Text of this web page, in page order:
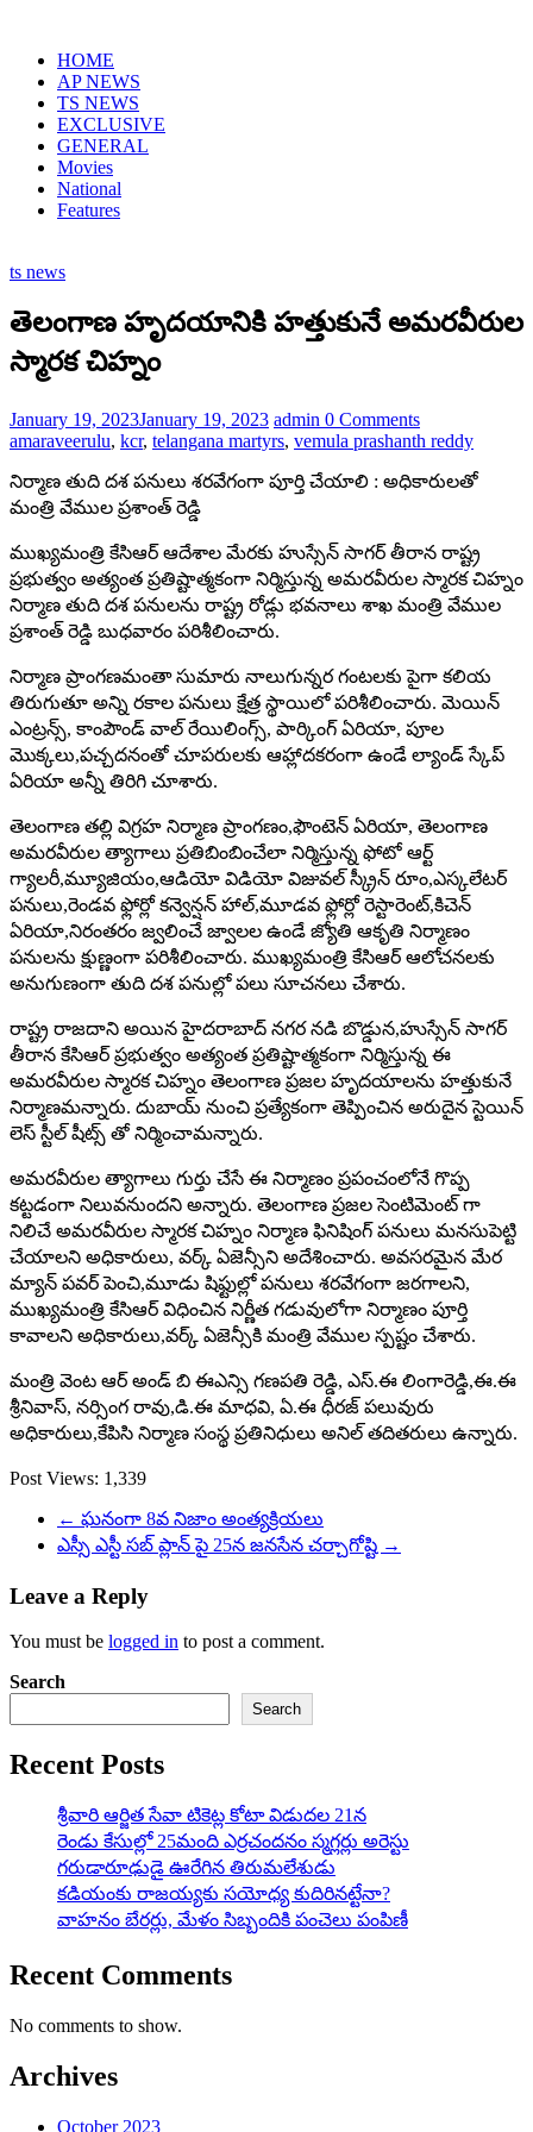
contentHOME
AP NEWS
TS NEWS
EXCLUSIVE
GENERAL
Movies
National
Features
ts news
తెలంగాణ హృదయానికి హత్తుకునే అమరవీరుల
స్మారక చిహ్నం
January 19, 2023January 19, 2023 admin 0 Comments
amaraveerulu, kcr, telangana martyrs, vemula prashanth reddy
నిర్మాణ తుది దశ పనులు శరవేగంగా పూర్తి చేయాలి : అధికారులతో
మంత్రి వేముల ప్రశాంత్ రెడ్డి
ముఖ్యమంత్రి కేసిఆర్ ఆదేశాల మేరకు హుస్సేన్ సాగర్ తీరాన రాష్ట్ర
ప్రభుత్వం అత్యంత ప్రతిష్టాత్మకంగా నిర్మిస్తున్న అమరవీరుల స్మారక చిహ్నం
నిర్మాణ తుది దశ పనులను రాష్ట్ర రోడ్లు భవనాలు శాఖ మంత్రి వేముల
ప్రశాంత్ రెడ్డి బుధవారం పరిశీలించారు.
నిర్మాణ ప్రాంగణమంతా సుమారు నాలుగున్నర గంటలకు పైగా కలియ
తిరుగుతూ అన్ని రకాల పనులు క్షేత్ర స్థాయిలో పరిశీలించారు. మెయిన్
ఎంట్రన్స్, కాంపౌండ్ వాల్ రేయిలింగ్స్, పార్కింగ్ ఏరియా, పూల
మొక్కలు,పచ్చదనంతో చూపరులకు ఆహ్లాదకరంగా ఉండే ల్యాండ్ స్కేప్
ఏరియా అన్నీ తిరిగి చూశారు.
తెలంగాణ తల్లి విగ్రహ నిర్మాణ ప్రాంగణం,ఫౌంటెన్ ఏరియా, తెలంగాణ
అమరవీరుల త్యాగాలు ప్రతిబింబించేలా నిర్మిస్తున్న ఫోటో ఆర్ట్
గ్యాలరీ,మ్యూజియం,ఆడియో విడియో విజువల్ స్క్రీన్ రూం,ఎస్కలేటర్
పనులు,రెండవ ఫ్లోర్లో కన్వెన్షన్ హాల్,మూడవ ఫ్లోర్లో రెస్టారెంట్,కిచెన్
ఏరియా,నిరంతరం జ్వలించే జ్వాలల ఉండే జ్యోతి ఆకృతి నిర్మాణం
పనులను క్షుణ్ణంగా పరిశీలించారు. ముఖ్యమంత్రి కేసిఆర్ ఆలోచనలకు
అనుగుణంగా తుది దశ పనుల్లో పలు సూచనలు చేశారు.
రాష్ట్ర రాజదాని అయిన హైదరాబాద్ నగర నడి బొడ్డున,హుస్సేన్ సాగర్
తీరాన కేసిఆర్ ప్రభుత్వం అత్యంత ప్రతిష్టాత్మకంగా నిర్మిస్తున్న ఈ
అమరవీరుల స్మారక చిహ్నం తెలంగాణ ప్రజల హృదయాలను హత్తుకునే
నిర్మాణమన్నారు. దుబాయ్ నుంచి ప్రత్యేకంగా తెప్పించిన అరుదైన స్టెయిన్
లెస్ స్టీల్ షీట్స్ తో నిర్మించామన్నారు.
అమరవీరుల త్యాగాలు గుర్తు చేసే ఈ నిర్మాణం ప్రపంచంలోనే గొప్ప
కట్టడంగా నిలువనుందని అన్నారు. తెలంగాణ ప్రజల సెంటిమెంట్ గా
నిలిచే అమరవీరుల స్మారక చిహ్నం నిర్మాణ ఫినిషింగ్ పనులు మనసుపెట్టి
చేయాలని అధికారులు, వర్క్ ఏజెన్సీని అదేశించారు. అవసరమైన మేర
మ్యాన్ పవర్ పెంచి,మూడు షిఫ్టుల్లో పనులు శరవేగంగా జరగాలని,
ముఖ్యమంత్రి కేసిఆర్ విధించిన నిర్ణీత గడువులోగా నిర్మాణం పూర్తి
కావాలని అధికారులు,వర్క్ ఏజెన్సీకి మంత్రి వేముల స్పష్టం చేశారు.
మంత్రి వెంట ఆర్ అండ్ బి ఈఎన్సి గణపతి రెడ్డి, ఎస్.ఈ లింగారెడ్డి,ఈ.ఈ
శ్రీనివాస్, నర్సింగ రావు,డి.ఈ మాధవి, ఏ.ఈ ధీరజ్ పలువురు
అధికారులు,కేపిసి నిర్మాణ సంస్థ ప్రతినిధులు అనిల్ తదితరులు ఉన్నారు.
Post Views: 1,339
← ఘనంగా 8వ నిజాం అంత్యక్రియలు
ఎస్సీ ఎస్టీ సబ్ ప్లాన్ పై 25న జనసేన చర్చాగోష్టి →
Leave a Reply
You must be logged in to post a comment.
Search
Search
Recent Posts
శ్రీవారి ఆర్జిత సేవా టికెట్ల కోటా విడుదల 21న
రెండు కేసుల్లో 25మంది ఎర్రచందనం స్మగ్లర్లు అరెస్టు
గరుడారూఢుడై ఊరేగిన తిరుమలేశుడు
కడియంకు రాజయ్యకు సయోధ్య కుదిరినట్టేనా?
వాహ‌నం బేర‌ర్లు, మేళం సిబ్బందికి పంచెలు పంపిణీ
Recent Comments
No comments to show.
Archives
October 2023